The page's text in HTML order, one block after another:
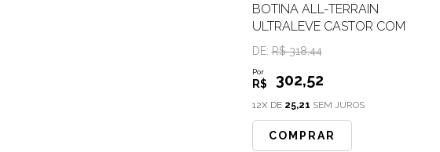
BOTINA ALL-TERRAIN
ULTRALEVE CASTOR COM
CA
DE:R$ 318.44
Por
R$ 302,52
12X DE 25,21 SEM JUROS
COMPRAR